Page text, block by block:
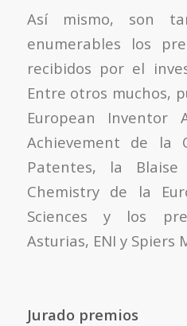
Así mismo, son
enumerables los
recibidos por el
Entre otros muchos,
European Inventor
Achievement de la
Patentes, la
Chemistry de la
Sciences y los
Asturias, ENI y Spiers
Jurado premios